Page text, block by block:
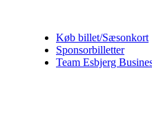
Køb billet/Sæsonkort
Sponsorbilletter
Team Esbjerg